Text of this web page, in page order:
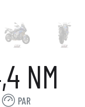
NM
PAR